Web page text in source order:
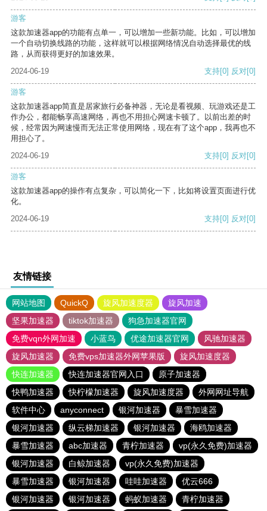
游客
这款加速器app的功能有点单一，可以增加一些新功能。比如，可以增加
一个自动切换线路的功能，这样就可以根据网络情况自动选择最优的线
路，从而获得更好的加速效果。
2024-06-19
支持[0] 反对[0]
游客
这款加速器app简直是居家旅行必备神器，无论是看视频、玩游戏还是工
作办公，都能畅享高速网络，再也不用担心网速卡顿了。以前出差的时
候，经常因为网速慢而无法正常使用网络，现在有了这个app，我再也不
用担心了。
2024-06-19
支持[0] 反对[0]
游客
这款加速器app的操作有点复杂，可以简化一下，比如将设置页面进行优
化。
2024-06-19
支持[0] 反对[0]
友情链接
网站地图 QuickQ 旋风加速度器
旋风加速
坚果加速器
tiktok加速器
狗急加速器官网
免费vqn外网加速
小蓝鸟 优途加速器官网
风驰加速器
旋风加速器
免费vps加速器外网苹果版
旋风加速度器
快连加速器
快连加速器官网入口
原子加速器
快鸭加速器
快柠檬加速器 旋风加速度器
外网网址导航
软件中心
anyconnect 银河加速器
暴雪加速器
银河加速器
纵云梯加速器 银河加速器
海鸥加速器
暴雪加速器
abc加速器 青柠加速器
vp(永久免费)加速器
银河加速器
白鲸加速器
vp(永久免费)加速器
暴雪加速器
银河加速器 哇哇加速器
优云666
银河加速器
银河加速器 蚂蚁加速器 青柠加速器